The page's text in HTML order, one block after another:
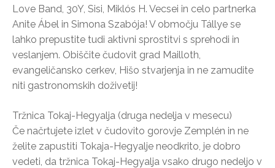
Love Band, 30Y, Sisi, Miklós H. Vecsei in celo partnerka
Anite Ábel in Simona Szabója! V območju Tállye se
lahko prepustite tudi aktivni sprostitvi s sprehodi in
veslanjem. Obiščite čudovit grad Mailloth,
evangeličansko cerkev, Hišo stvarjenja in ne zamudite
niti gastronomskih doživetij!
Tržnica Tokaj-Hegyalja (druga nedelja v mesecu)
Če načrtujete izlet v čudovito gorovje Zemplén in ne
želite zapustiti Tokaja-Hegyalje neodkrito, je dobro
vedeti, da tržnica Tokaj-Hegyalja vsako drugo nedeljo v